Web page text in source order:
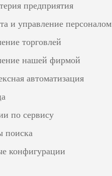
предприятия
и управление персоналом
торговлей
нашей фирмой
автоматизация
по сервису
поиска
конфигурации